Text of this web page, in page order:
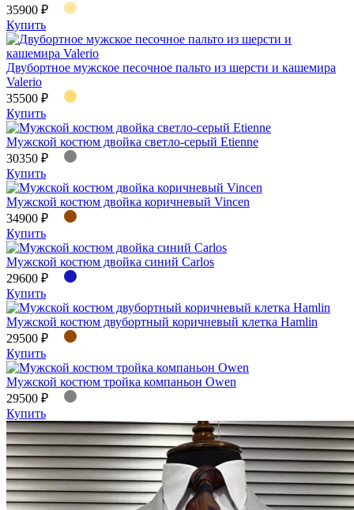
35900 ₽
Купить
Двубортное мужское песочное пальто из шерсти и кашемира
Valerio
35500 ₽
Купить
Мужской костюм двойка светло-серый Etienne
30350 ₽
Купить
Мужской костюм двойка коричневый Vincen
34900 ₽
Купить
Мужской костюм двойка синий Carlos
29600 ₽
Купить
Мужской костюм двубортный коричневый клетка Hamlin
29500 ₽
Купить
Мужской костюм тройка компаньон Owen
29500 ₽
Купить